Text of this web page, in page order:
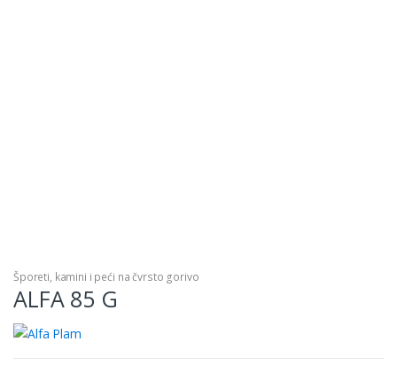
Šporeti, kamini i peći na čvrsto gorivo
ALFA 85 G